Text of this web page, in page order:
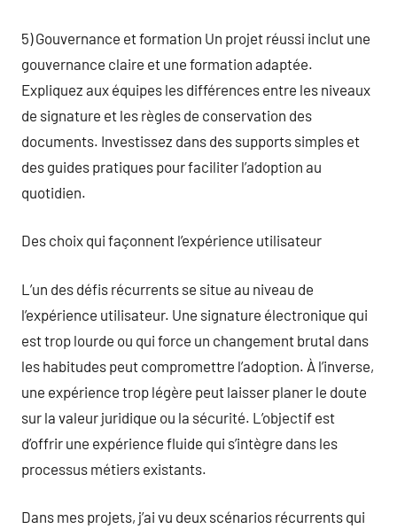
5) Gouvernance et formation Un projet réussi inclut une
gouvernance claire et une formation adaptée.
Expliquez aux équipes les différences entre les niveaux
de signature et les règles de conservation des
documents. Investissez dans des supports simples et
des guides pratiques pour faciliter l’adoption au
quotidien.
Des choix qui façonnent l’expérience utilisateur
L’un des défis récurrents se situe au niveau de
l’expérience utilisateur. Une signature électronique qui
est trop lourde ou qui force un changement brutal dans
les habitudes peut compromettre l’adoption. À l’inverse,
une expérience trop légère peut laisser planer le doute
sur la valeur juridique ou la sécurité. L’objectif est
d’offrir une expérience fluide qui s’intègre dans les
processus métiers existants.
Dans mes projets, j’ai vu deux scénarios récurrents qui